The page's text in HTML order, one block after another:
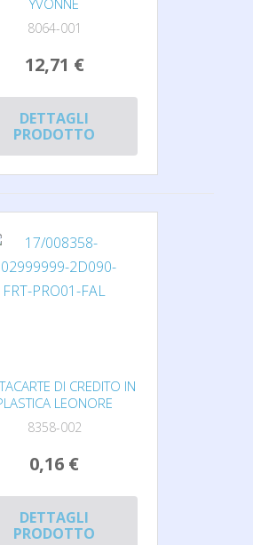
YVONNE
8064-001
12,71 €
DETTAGLI
PRODOTTO
DI CREDITO IN
LEONORE
8358-002
0,16 €
DETTAGLI
PRODOTTO